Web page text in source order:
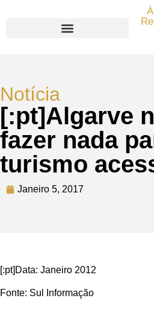
Notícia
[:pt]Algarve
fazer nada
turismo
Janeiro 5, 2017
[:pt]Data: Janeiro 2012
Fonte: Sul Informação